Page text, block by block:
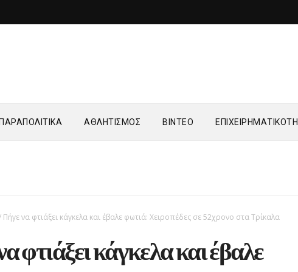
ΠΑΡΑΠΟΛΙΤΙΚΑ ΑΘΛΗΤΙΣΜΟΣ ΒΙΝΤΕΟ
Πήγε να φτιάξει κάγκελα και έβαλε φωτιά: Χειροπέδες σε 52χρονο στα Τρίκαλα
φτιάξει κάγκελα και έβαλε